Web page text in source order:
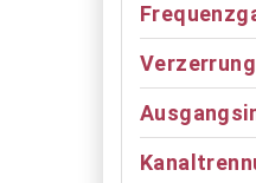
Verzerrung